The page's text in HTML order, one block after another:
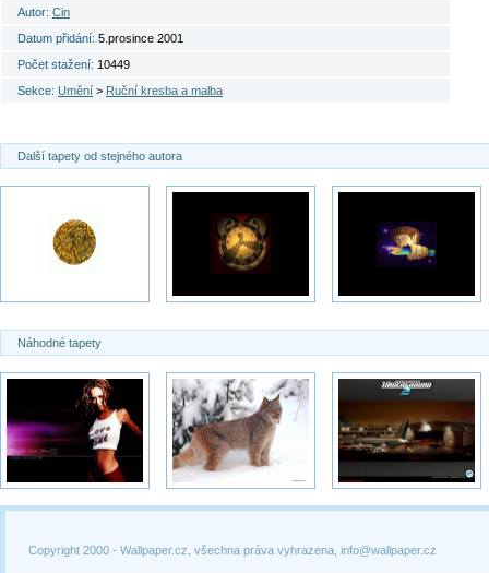
Autor: Cin
Datum přidání: 5.prosince 2001
Počet stažení: 10449
Sekce: Umění > Ruční kresba a malba
Další tapety od stejného autora
Náhodné tapety
Copyright 2000 - Wallpaper.cz, všechna práva vyhrazena, info@wallpaper.cz